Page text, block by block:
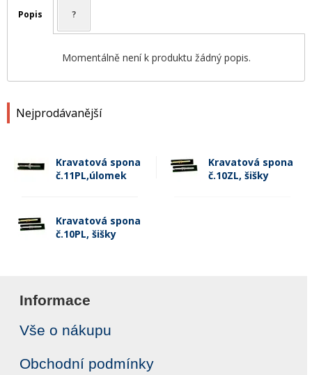
Nejprodávanější
Kravatová spona
č.11PL,úlomek
Kravatová spona
č.10ZL, šišky
Kravatová spona
č.10PL, šišky
Popis ?
Momentálně není k produktu žádný popis.
Informace
Vše o nákupu
Obchodní podmínky